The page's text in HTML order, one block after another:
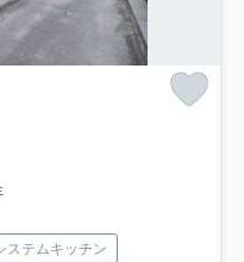
ステムキッチン